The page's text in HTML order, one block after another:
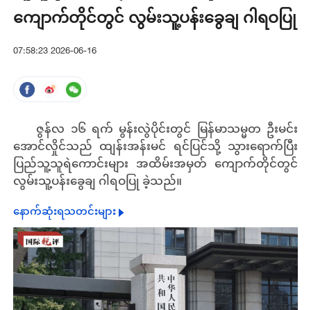
ကျောက်တိုင်တွင် လွမ်းသူ့ပန်းခွေချ ဂါရဝပြု
07:58:23 2026-06-16
ဇွန်လ ၁၆ ရက် မွန်းလွဲပိုင်းတွင် မြန်မာသမ္မတ ဦးမင်း
အောင်လှိုင်သည် ထျန်းအန်းမင် ရင်ပြင်သို့ သွားရောက်ပြီး
ပြည်သူ့သူရဲကောင်းများ အထိမ်းအမှတ် ကျောက်တိုင်တွင်
လွမ်းသူ့ပန်းခွေချ ဂါရဝပြု ခဲ့သည်။
နောက်ဆုံးရသတင်းများ